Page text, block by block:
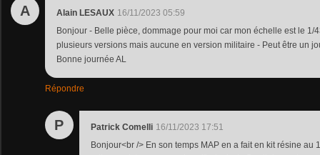
A Alain LESAUX 16/11/2023 05:59
Bonjour - Belle pièce, dommage pour moi car mon échelle est le 1/
plusieurs versions mais aucune en version militaire - Peut être un
Bonne journée AL
Répondre
P Patrick Comelli 16/11/2023 17:51
Bonjour<br /> En son temps MAP en a fait en kit résine au